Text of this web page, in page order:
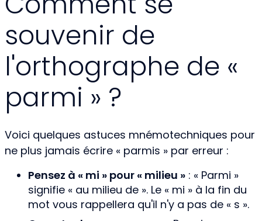
souvenir de
l'orthographe de «
parmi » ?
Voici quelques astuces mnémotechniques pour
ne plus jamais écrire « parmis » par erreur :
Pensez à « mi » pour « milieu » : « Parmi »
signifie « au milieu de ». Le « mi » à la fin du
mot vous rappellera qu'il n'y a pas de « s ».